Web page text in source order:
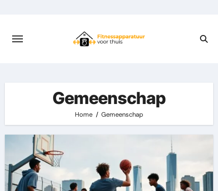
content
Gemeenschap
Home Gemeenschap